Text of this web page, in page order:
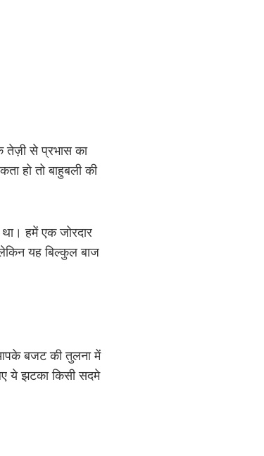
तेज़ी से प्रभास का
हो तो बाहुबली की
हमें एक जोरदार
यह बिल्कुल बाज
बजट की तुलना में
ये झटका किसी सदमे